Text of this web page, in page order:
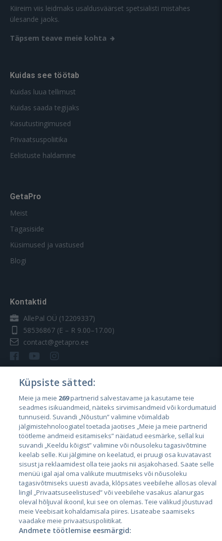
Kiireim viis leidmaks usaldusväärset spetsialisti mistahes
ülesande jaoks.
Täpsem teave meie kohta
Kuidas see töötab
Kuidas luua tellimust
Kuidas saada tegijaks
Kasutustingimused
Privaatsuspoliitika
Eelistuste haldamine
GetaPro
Meist
Tagasiside
Küsimused ja vastused
Blogi
Kontaktid
AllePal OÜ (12209337)
58536867 (E – R 9.00–17.00)
contact@getapro.ee
Riigid
Eesti
Läti
Leedu
Küpsiste sätted:
Meie ja meie 269partnerid salvestavame ja kasutame teie
seadmes isikuandmeid, näiteks sirvimisandmeid või kordumatuid
tunnuseid. Suvandi „Nõustun” valimine võimaldab
jälgimistehnoloogiatel toetada jaotises „Meie ja meie partnerid
töötleme andmeid esitamiseks” näidatud eesmärke, sellal kui
suvandi „Keeldu kõigist” valimine või nõusoleku tagasivõtmine
keelab selle. Kui jälgimine on keelatud, ei pruugi osa kuvatavast
sisust ja reklaamidest olla teie jaoks nii asjakohased. Saate selle
menüü igal ajal oma valikute muutmiseks või nõusoleku
tagasivõtmiseks uuesti avada, klõpsates veebilehe allosas oleval
lingil „Privaatsuseelistused” või veebilehe vasakus alanurgas
oleval hõljuval ikoonil, kui see on olemas. Teie valikud jõustuvad
meie Veebisait kohaldamisala piires. Lisateabe saamiseks
vaadake meie privaatsuspoliitikat.
Andmete töötlemise eesmärgid: